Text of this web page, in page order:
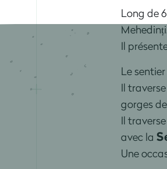
Long de
Il
Le
Il
gorges
Il
avec la
Une